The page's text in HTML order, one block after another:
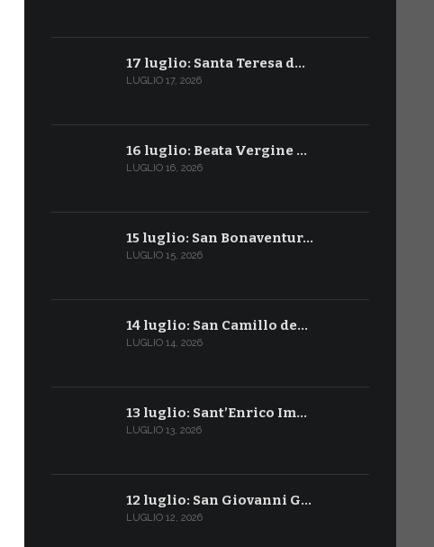
17 luglio: Santa Teresa d…
LUGLIO 17, 2026
16 luglio: Beata Vergine …
LUGLIO 16, 2026
15 luglio: San Bonaventur…
LUGLIO 15, 2026
14 luglio: San Camillo de…
LUGLIO 14, 2026
13 luglio: Sant’Enrico Im…
LUGLIO 13, 2026
12 luglio: San Giovanni G…
LUGLIO 12, 2026